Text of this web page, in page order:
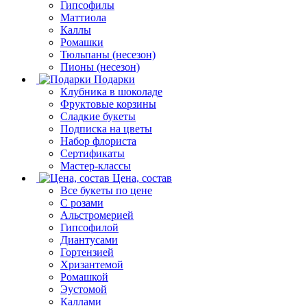
Гипсофилы
Маттиола
Каллы
Ромашки
Тюльпаны (несезон)
Пионы (несезон)
Подарки
Клубника в шоколаде
Фруктовые корзины
Сладкие букеты
Подписка на цветы
Набор флориста
Сертификаты
Мастер-классы
Цена, состав
Все букеты по цене
С розами
Альстромерией
Гипсофилой
Диантусами
Гортензией
Хризантемой
Ромашкой
Эустомой
Каллами